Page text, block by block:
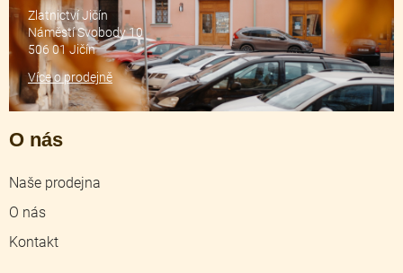
O nás
Naše prodejna
O nás
Kontakt
Zlatnictví Jičín
Náměstí Svobody 10
506 01 Jičín
Více o prodejně